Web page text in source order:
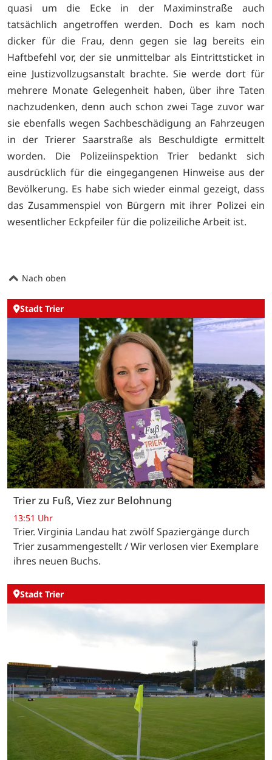
quasi um die Ecke in der Maximinstraße auch
tatsächlich angetroffen werden. Doch es kam noch
dicker für die Frau, denn gegen sie lag bereits ein
Haftbefehl vor, der sie unmittelbar als Eintrittsticket in
eine Justizvollzugsanstalt brachte. Sie werde dort für
mehrere Monate Gelegenheit haben, über ihre Taten
nachzudenken, denn auch schon zwei Tage zuvor war
sie ebenfalls wegen Sachbeschädigung an Fahrzeugen
in der Trierer Saarstraße als Beschuldigte ermittelt
worden. Die Polizeiinspektion Trier bedankt sich
ausdrücklich für die eingegangenen Hinweise aus der
Bevölkerung. Es habe sich wieder einmal gezeigt, dass
das Zusammenspiel von Bürgern mit ihrer Polizei ein
wesentlicher Eckpfeiler für die polizeiliche Arbeit ist.
Nach oben
Stadt Trier
Trier zu Fuß, Viez zur Belohnung
13:51 Uhr
Trier. Virginia Landau hat zwölf Spaziergänge durch
Trier zusammengestellt / Wir verlosen vier Exemplare
ihres neuen Buchs.
Stadt Trier